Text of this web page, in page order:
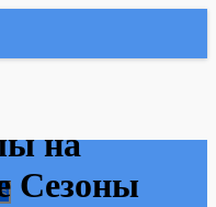
на
Сезоны